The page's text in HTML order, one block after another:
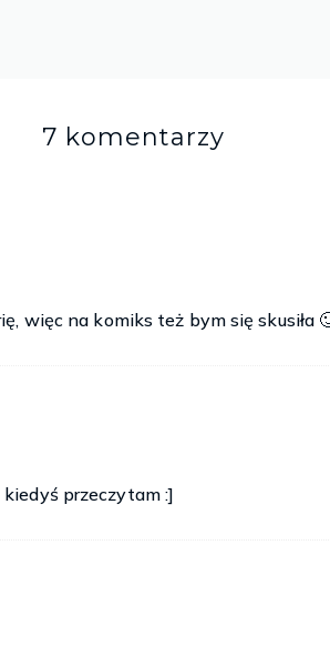
7 komentarzy
więc na komiks też bym się skusiła
przeczytam :]